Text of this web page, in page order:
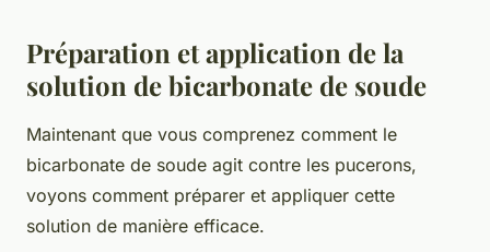
Préparation et application de la
solution de bicarbonate de soude
Maintenant que vous comprenez comment le
bicarbonate de soude agit contre les pucerons,
voyons comment préparer et appliquer cette
solution de manière efficace.